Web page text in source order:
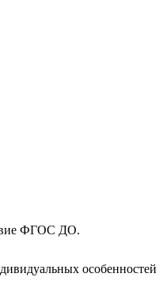
ФГОС ДО.
особенностей